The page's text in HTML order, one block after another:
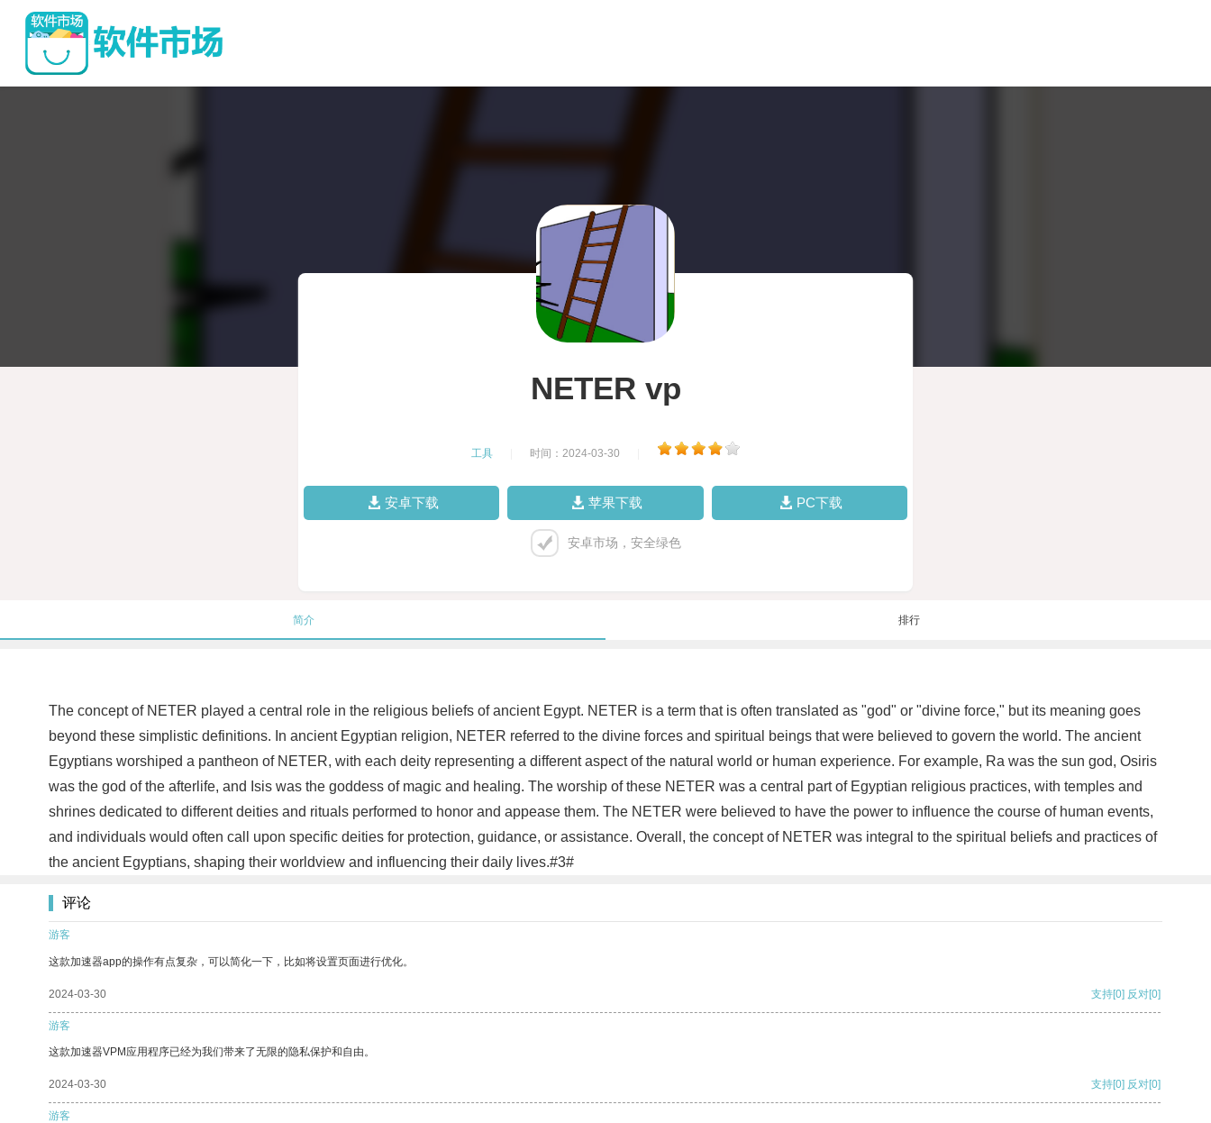
NETER vp
工具 时间：2024-03-30
安卓下载 苹果下载 PC下载
安卓市场，安全绿色
简介 排行
The concept of NETER played a central role in the religious beliefs of ancient Egypt. NETER is a term that is often translated as "god" or "divine force," but its meaning goes
beyond these simplistic definitions. In ancient Egyptian religion, NETER referred to the divine forces and spiritual beings that were believed to govern the world. The ancient
Egyptians worshiped a pantheon of NETER, with each deity representing a different aspect of the natural world or human experience. For example, Ra was the sun god, Osiris
was the god of the afterlife, and Isis was the goddess of magic and healing. The worship of these NETER was a central part of Egyptian religious practices, with temples and
shrines dedicated to different deities and rituals performed to honor and appease them. The NETER were believed to have the power to influence the course of human events,
and individuals would often call upon specific deities for protection, guidance, or assistance. Overall, the concept of NETER was integral to the spiritual beliefs and practices of
the ancient Egyptians, shaping their worldview and influencing their daily lives.#3#
评论
游客
这款加速器app的操作有点复杂，可以简化一下，比如将设置页面进行优化。
2024-03-30 支持[0] 反对[0]
游客
这款加速器VPM应用程序已经为我们带来了无限的隐私保护和自由。
2024-03-30 支持[0] 反对[0]
游客